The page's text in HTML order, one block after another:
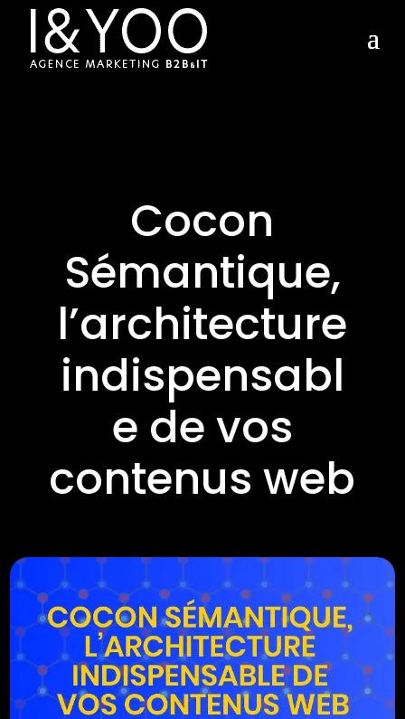
Cocon
Sémantique,
l’architecture
indispensabl
e de vos
contenus web